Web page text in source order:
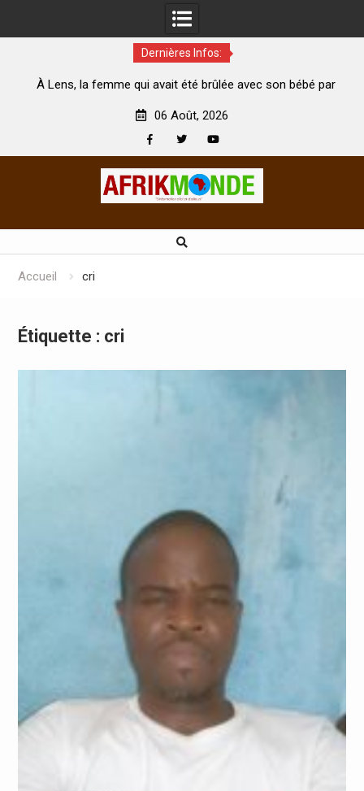
Dernières Infos:
été brûlée avec son bébé par
Coopération: Le ministre
06 Août, 2026
Accueil cri
Étiquette : cri